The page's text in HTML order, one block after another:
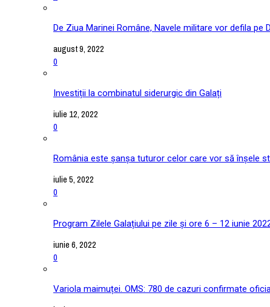
De Ziua Marinei Române, Navele militare vor defila pe
august 9, 2022
0
Investiții la combinatul siderurgic din Galați
iulie 12, 2022
0
România este șanșa tuturor celor care vor să înșele
iulie 5, 2022
0
Program Zilele Galațiului pe zile și ore 6 – 12 iunie
iunie 6, 2022
0
Variola maimuței. OMS: 780 de cazuri confirmate oficial